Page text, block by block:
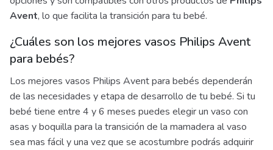
Avent, lo que facilita la transición para tu bebé.
¿Cuáles son los mejores vasos Philips Avent
para bebés?
Los mejores vasos Philips Avent para bebés dependerán
de las necesidades y etapa de desarrollo de tu bebé. Si tu
bebé tiene entre 4 y 6 meses puedes elegir un vaso con
asas y boquilla para la transición de la mamadera al vaso
sea mas fácil y una vez que se acostumbre podrás adquirir